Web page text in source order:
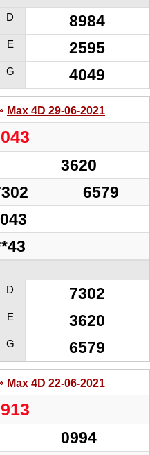
D 8984
E 2595
G 4049
Max 4D 29-06-2021
3620
6579
D 7302
E 3620
G 6579
Max 4D 22-06-2021
0994